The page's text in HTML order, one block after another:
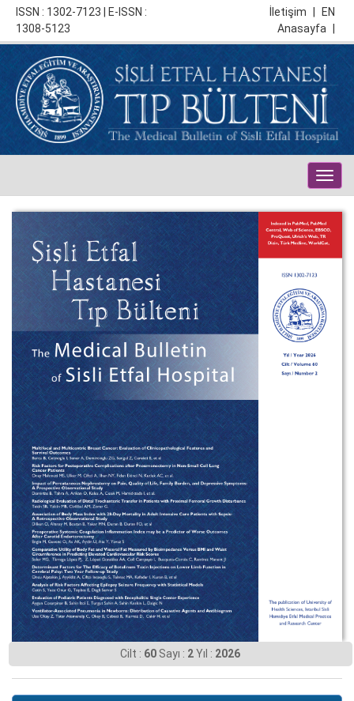
ISSN : 1302-7123 | E-ISSN :
1308-5123
EN
İletişim
Anasayfa
Cilt : 60 Sayı : 2Yıl : 2026